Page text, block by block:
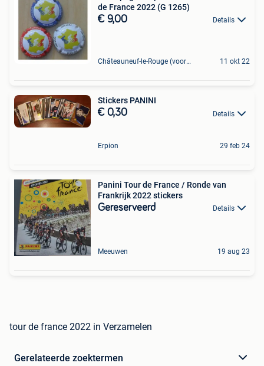
de France 2022 (G 1265)
€ 9,00 Details
Châteauneuf-le-Rouge (voorheen Veurne) 11 okt 22
Stickers PANINI
€ 0,30 Details
Erpion 29 feb 24
Panini Tour de France / Ronde van
Frankrijk 2022 stickers
Gereserveerd Details
Meeuwen 19 aug 23
tour de france 2022 in Verzamelen
Gerelateerde zoektermen